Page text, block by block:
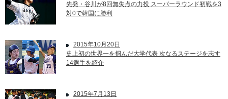
先発・谷川が8回無失点の力投 スーパーラウンド初戦を3
対0で韓国に勝利
2015年10月20日
史上初の世界一を掴んだ大学代表 次なるステージを志す
14選手を紹介
2015年7月13日